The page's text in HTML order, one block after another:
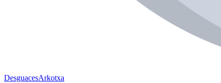
DesguacesArkotxa